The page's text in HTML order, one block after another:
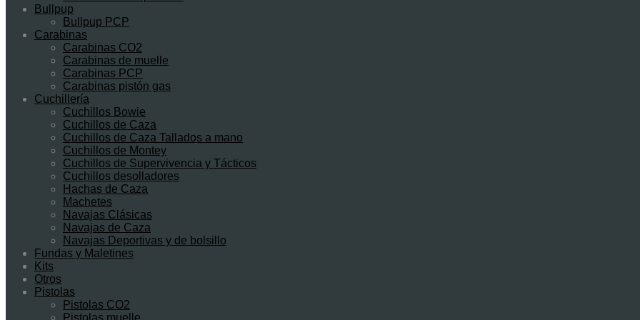
Bullpup
Bullpup PCP
Carabinas
Carabinas CO2
Carabinas de muelle
Carabinas PCP
Carabinas pistón gas
Cuchillería
Cuchillos Bowie
Cuchillos de Caza
Cuchillos de Caza Tallados a mano
Cuchillos de Montey
Cuchillos de Supervivencia y Tácticos
Cuchillos desolladores
Hachas de Caza
Machetes
Navajas Clásicas
Navajas de Caza
Navajas Deportivas y de bolsillo
Fundas y Maletines
Kits
Otros
Pistolas
Pistolas CO2